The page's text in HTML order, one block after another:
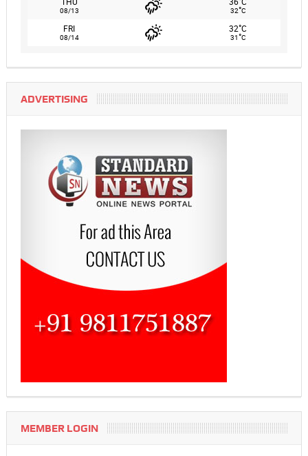
08/13 32°C
FRI
08/14
32°C
31°C
ADVERTISING
MEMBER LOGIN